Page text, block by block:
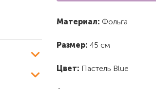
Материал: Фольга
Размер: 45 см
Цвет: Пастель Blue